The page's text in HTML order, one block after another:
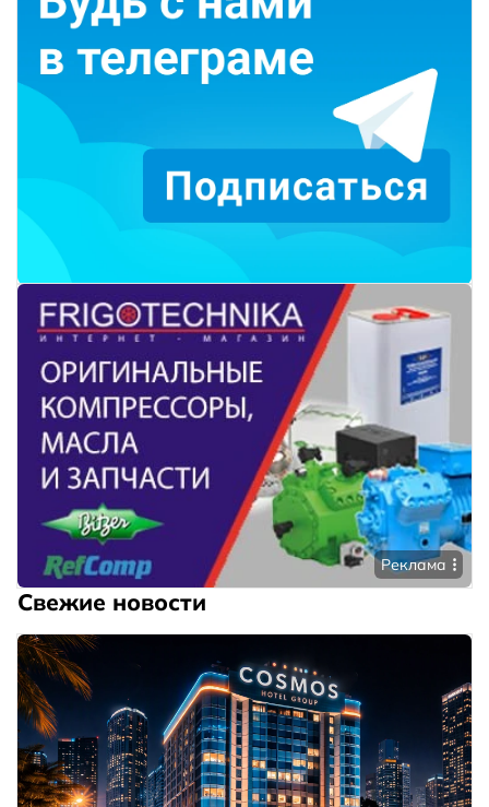
Реклама
Свежие новости